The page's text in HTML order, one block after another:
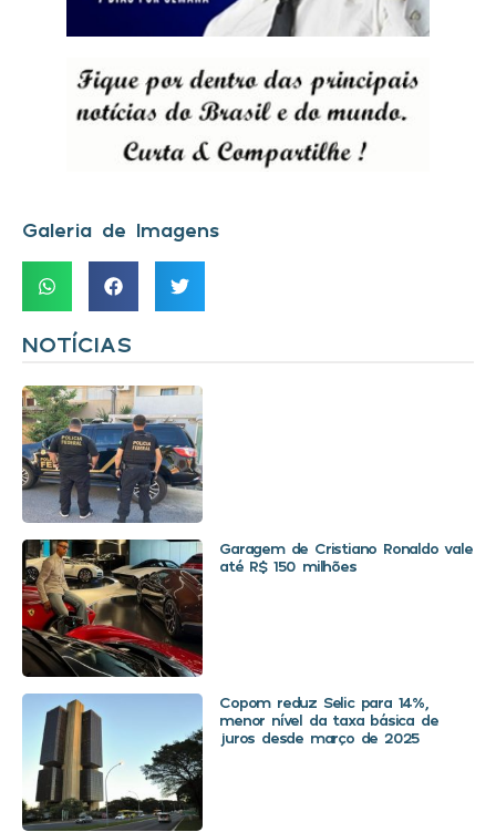
Galeria de Imagens
NOTÍCIAS
Garagem de Cristiano Ronaldo vale
até R$ 150 milhões
Copom reduz Selic para 14%,
menor nível da taxa básica de
juros desde março de 2025